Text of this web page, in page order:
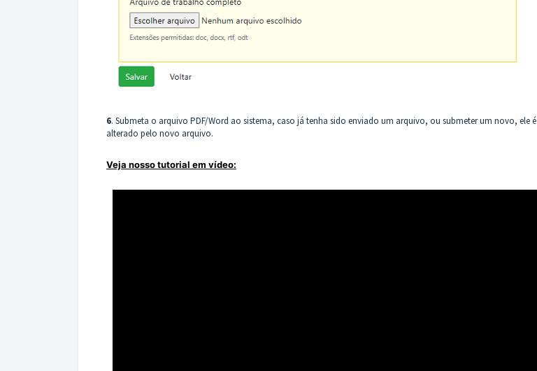
6. Submeta o arquivo PDF/Word ao sistema, caso já tenha sido enviado um arquivo, ou submeter um novo, ele é
alterado pelo novo arquivo.
Veja nosso tutorial em vídeo: